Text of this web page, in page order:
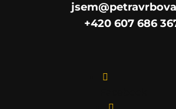
+420 607 686
